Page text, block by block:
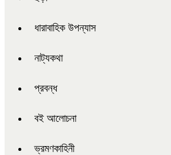
ধারাবাহিক উপন্যাস
নাট্যকথা
প্রবন্ধ
বই আলোচনা
ভ্রমণকাহিনী